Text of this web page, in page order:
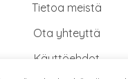
Tietoa meistä
Ota yhteyttä
Käyttöehdot